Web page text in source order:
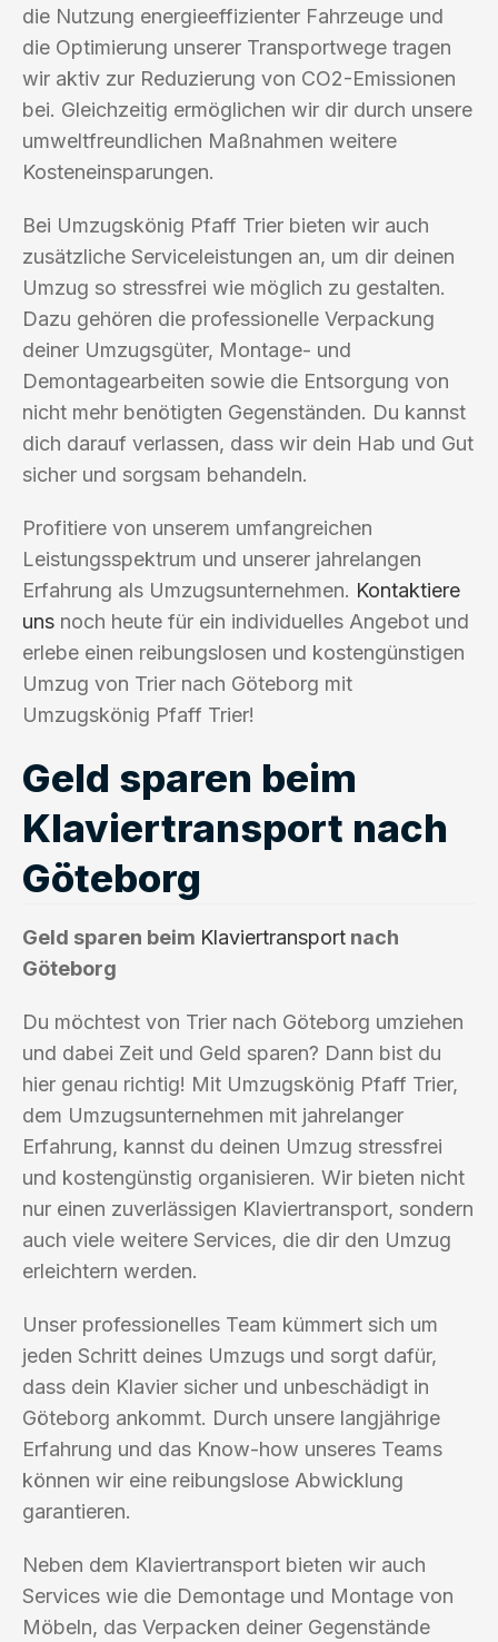
die Nutzung energieeffizienter Fahrzeuge und
die Optimierung unserer Transportwege tragen
wir aktiv zur Reduzierung von CO2-Emissionen
bei. Gleichzeitig ermöglichen wir dir durch unsere
umweltfreundlichen Maßnahmen weitere
Kosteneinsparungen.
Bei Umzugskönig Pfaff Trier bieten wir auch
zusätzliche Serviceleistungen an, um dir deinen
Umzug so stressfrei wie möglich zu gestalten.
Dazu gehören die professionelle Verpackung
deiner Umzugsgüter, Montage- und
Demontagearbeiten sowie die Entsorgung von
nicht mehr benötigten Gegenständen. Du kannst
dich darauf verlassen, dass wir dein Hab und Gut
sicher und sorgsam behandeln.
Profitiere von unserem umfangreichen
Leistungsspektrum und unserer jahrelangen
Erfahrung als Umzugsunternehmen. Kontaktiere
uns noch heute für ein individuelles Angebot und
erlebe einen reibungslosen und kostengünstigen
Umzug von Trier nach Göteborg mit
Umzugskönig Pfaff Trier!
Geld sparen beim
Klaviertransport nach
Göteborg
Geld sparen beim Klaviertransport nach
Göteborg
Du möchtest von Trier nach Göteborg umziehen
und dabei Zeit und Geld sparen? Dann bist du
hier genau richtig! Mit Umzugskönig Pfaff Trier,
dem Umzugsunternehmen mit jahrelanger
Erfahrung, kannst du deinen Umzug stressfrei
und kostengünstig organisieren. Wir bieten nicht
nur einen zuverlässigen Klaviertransport, sondern
auch viele weitere Services, die dir den Umzug
erleichtern werden.
Unser professionelles Team kümmert sich um
jeden Schritt deines Umzugs und sorgt dafür,
dass dein Klavier sicher und unbeschädigt in
Göteborg ankommt. Durch unsere langjährige
Erfahrung und das Know-how unseres Teams
können wir eine reibungslose Abwicklung
garantieren.
Neben dem Klaviertransport bieten wir auch
Services wie die Demontage und Montage von
Möbeln, das Verpacken deiner Gegenstände